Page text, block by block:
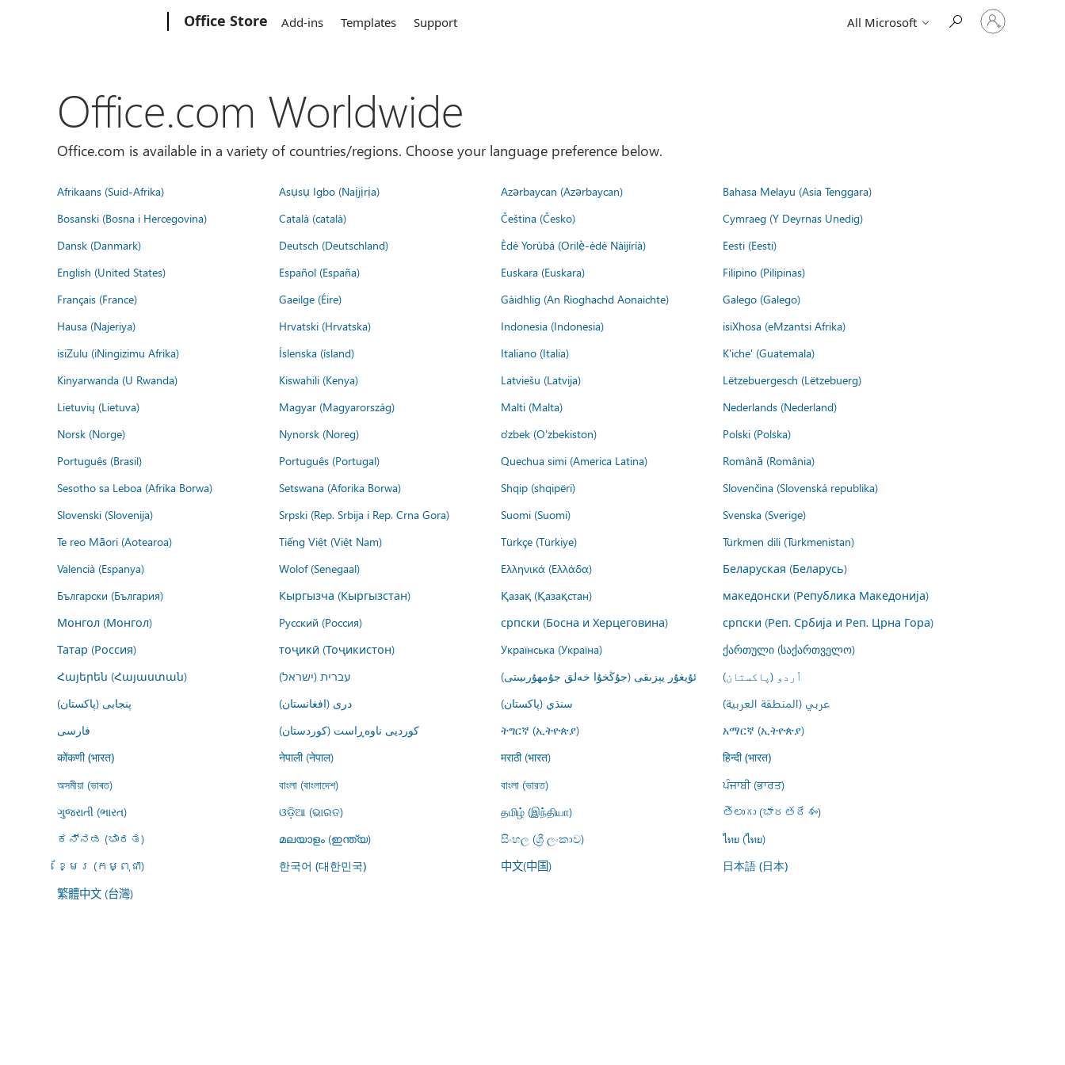
Office Store Add-ins Templates Support All Microsoft
Sign
in
Office.com Worldwide
Office.com is available in a variety of countries/regions. Choose your language preference below.
Afrikaans (Suid-Afrika) Asụsụ Igbo (Naịjịrịa) Azərbaycan (Azərbaycan)
Bahasa Melayu (Asia Tenggara)
Bosanski (Bosna i Hercegovina)
Català (català) Čeština (Česko)
Cymraeg (Y Deyrnas Unedig)
Dansk (Danmark)
Deutsch (Deutschland) Èdè Yorùbá (Orilẹ̀-èdè Nàìjíríà)
Eesti (Eesti)
English (United States)
Español (España) Euskara (Euskara)
Filipino (Pilipinas)
Français (France)
Gaeilge (Éire) Gàidhlig (An Rìoghachd Aonaichte)
Galego (Galego)
Hausa (Najeriya)
Hrvatski (Hrvatska) Indonesia (Indonesia)
isiXhosa (eMzantsi Afrika)
isiZulu (iNingizimu Afrika)
Íslenska (ísland) Italiano (Italia)
K'iche' (Guatemala)
Kinyarwanda (U Rwanda)
Kiswahili (Kenya) Latviešu (Latvija)
Lëtzebuergesch (Lëtzebuerg)
Lietuvių (Lietuva)
Magyar (Magyarország) Malti (Malta)
Nederlands (Nederland)
Norsk (Norge)
Nynorsk (Noreg) o'zbek (O'zbekiston)
Polski (Polska)
Português (Brasil)
Português (Portugal) Quechua simi (America Latina)
Română (România)
Sesotho sa Leboa (Afrika Borwa)
Setswana (Aforika Borwa) Shqip (shqipëri)
Slovenčina (Slovenská republika)
Slovenski (Slovenija)
Srpski (Rep. Srbija i Rep. Crna Gora) Suomi (Suomi)
Svenska (Sverige)
Te reo Māori (Aotearoa)
Tiếng Việt (Việt Nam) Türkçe (Türkiye)
Türkmen dili (Türkmenistan)
Valencià (Espanya)
Wolof (Senegaal) Ελληνικά (Ελλάδα)
Беларуская (Беларусь)
Български (България)
Кыргызча (Кыргызстан) Қазақ (Қазақстан)
македонски (Република Македонија)
Монгол (Монгол)
Русский (Россия) српски (Босна и Херцеговина)
српски (Реп. Србија и Реп. Црна Гора)
Татар (Россия)
тоҷикӣ (Тоҷикистон) Українська (Україна)
ქართული (საქართველო)
Հայերեն (Հայաստան)
עברית (ישראל) ئۇيغۇر يېزىقى (جۇڭخۇا خەلق جۇمھۇرىيىتى)
اُردو (پاکستان)
پنجابی (پاکستان)
درى (افغانستان) سنڌي (پاکستان)
عربي (المنطقة العربية)
فارسى
کوردیی ناوەڕاست (کوردستان) ትግርኛ (ኢትዮጵያ) አማርኛ (ኢትዮጵያ)
कोंकणी (भारत) नेपाली (नेपाल) मराठी (भारत) हिन्दी (भारत)
অসমীয়া (ভাৰত) বাংলা (বাংলাদেশ) বাংলা (ভারত)
ਪੰਜਾਬੀ (ਭਾਰਤ)
ગુજરાતી (ભારત)
ଓଡ଼ିଆ (ଭାରତ) தமிழ் (இந்தியா)
తెలుగు (భారతదేశం)
ಕನ್ನಡ (ಭಾರತ)
മലയാളം (ഇന്ത്യ) සිංහල (ශ්‍රී ලංකාව)
ไทย (ไทย)
ខ្មែរ (កម្ពុជា)
한국어 (대한민국) 中文(中国) 日本語 (日本)
繁體中文 (台灣)